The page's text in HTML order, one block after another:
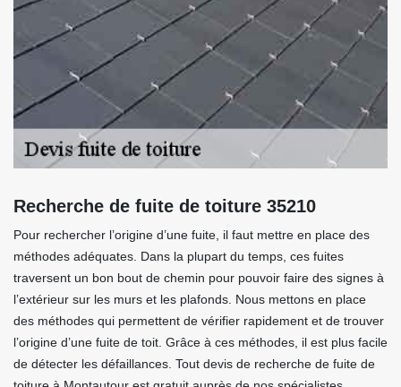
Recherche de fuite de toiture 35210
Pour rechercher l’origine d’une fuite, il faut mettre en place des
méthodes adéquates. Dans la plupart du temps, ces fuites
traversent un bon bout de chemin pour pouvoir faire des signes à
l’extérieur sur les murs et les plafonds. Nous mettons en place
des méthodes qui permettent de vérifier rapidement et de trouver
l’origine d’une fuite de toit. Grâce à ces méthodes, il est plus facile
de détecter les défaillances. Tout devis de recherche de fuite de